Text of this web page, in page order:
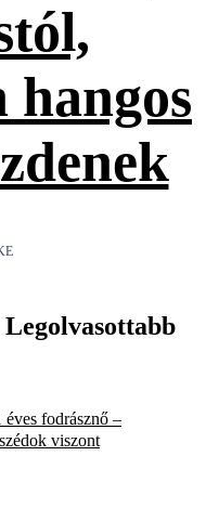
Legolvasottabb
éves fodrásznő –
viszont